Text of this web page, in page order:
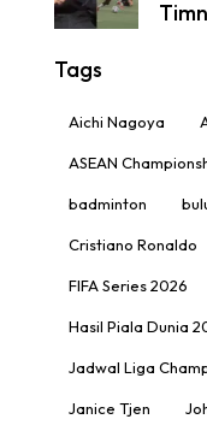
Tags
Aichi Nagoya
ASEAN
badminton
Cristiano Ronaldo
FIFA Series 2026
Hasil Piala Dunia
Jadwal Liga
Janice Tjen